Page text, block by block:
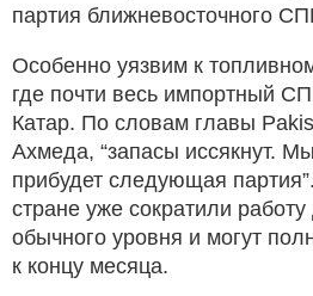
партия ближневосточного
Особенно уязвим к
где почти весь импортный
Катар. По словам главы
Ахмеда, “запасы иссякнут.
прибудет следующая
стране уже сократили
обычного уровня и могут
к концу месяца.